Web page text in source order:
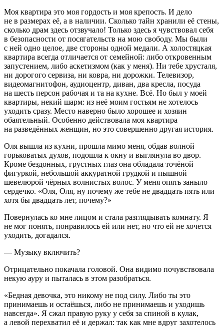
Моя квартира это моя гордость и моя крепость. И дело
не в размерах её, а в наличии. Сколько тайн хранили её стены,
сколько драм здесь отзвучало! Только здесь я чувствовал себя
в безопасности от посягательств на мою свободу. Мы были
с ней одно целое, две стороны одной медали. А холостяцкая
квартира всегда отличается от семейной: либо откровенным
запустением, либо аскетизмом (как у меня). Ни тебе хрусталя,
ни дорогого сервиза, ни ковра, ни дорожки. Телевизор,
видеомагнитофон, аудиоцентр, диван, два кресла, посуда
на шесть персон рабочая и та на кухне. Всё. Но был у моей
квартиры, некий шарм: из неё моим гостьям не хотелось
уходить сразу. Место наверно было хорошее и хозяин
обаятельный. Особенно действовала моя квартира
на разведённых женщин, но это совершенно другая история.
Оля вышла из кухни, прошла мимо меня, обдав волной
горьковатых духов, подошла к окну и выглянула во двор.
Кроме бездонных, грустных глаз она обладала точёной
фигуркой, небольшой аккуратной грудкой и пышной
шевелюрой чёрных волнистых волос. У меня опять заныло
сердечко. «Оля, Оля, ну почему же тебе не двадцать пять или
хотя бы двадцать лет, почему?»
Повернулась ко мне лицом и стала разглядывать комнату. Я
не мог понять, понравилось ей или нет, но что ей не хочется
уходить, догадался.
— Музыку включить?
Отрицательно покачала головой. Она видимо почувствовала
некую ауру и пыталась в этом разобраться.
«Бедная девочка, это никому не под силу. Либо ты это
принимаешь и остаёшься, либо не принимаешь и уходишь
навсегда». Я сжал правую руку у себя за спиной в кулак,
а левой перехватил её и держал: так как мне вдруг захотелось